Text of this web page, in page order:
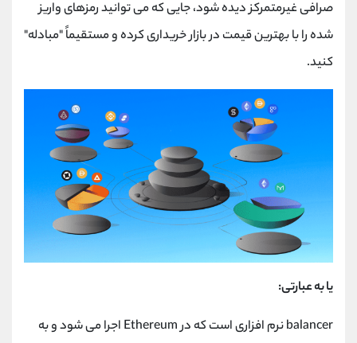
صرافی غیرمتمرکز دیده شود، جایی که می توانید رمزهای واریز
شده را با بهترین قیمت در بازار خریداری کرده و مستقیماً "مبادله"
کنید.
یا به عبارتی:
balancer نرم افزاری است که در Ethereum اجرا می شود و به